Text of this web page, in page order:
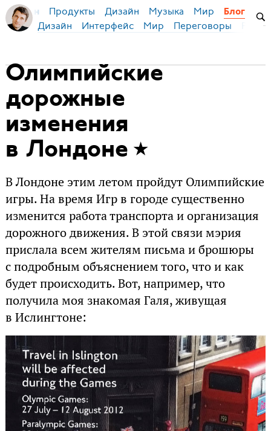
Бирман Продукты Дизайн Музыка Мир Блог
Дизайн Интерфейс Мир Переговоры
Олимпийские
дорожные
изменения
в Лондоне
В Лондоне этим летом пройдут Олимпийские
игры. На время Игр в городе существенно
изменится работа транспорта и организация
дорожного движения. В этой связи мэрия
прислала всем жителям письма и брошюры
с подробным объяснением того, что и как
будет происходить. Вот, например, что
получила моя знакомая Галя, живущая
в Ислингтоне: